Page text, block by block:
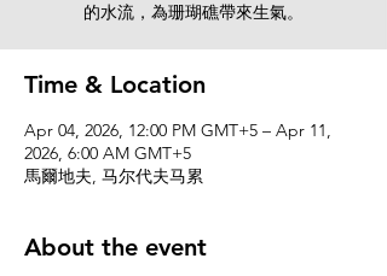
的水流，為珊瑚礁帶來生氣。
Time & Location
Apr 04, 2026, 12:00 PM GMT+5 – Apr 11,
2026, 6:00 AM GMT+5
馬爾地夫, 马尔代夫马累
About the event